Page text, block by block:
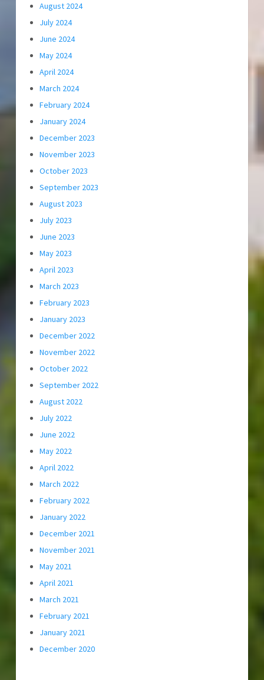
August 2024
July 2024
June 2024
May 2024
April 2024
March 2024
February 2024
January 2024
December 2023
November 2023
October 2023
September 2023
August 2023
July 2023
June 2023
May 2023
April 2023
March 2023
February 2023
January 2023
December 2022
November 2022
October 2022
September 2022
August 2022
July 2022
June 2022
May 2022
April 2022
March 2022
February 2022
January 2022
December 2021
November 2021
May 2021
April 2021
March 2021
February 2021
January 2021
December 2020